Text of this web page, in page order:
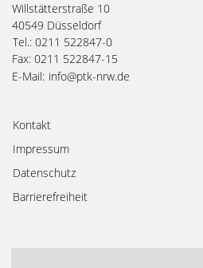
Willstätterstraße 10
40549 Düsseldorf
Tel.: 0211 522847-0
Fax: 0211 522847-15
E-Mail: info@ptk-nrw.de
Kontakt
Impressum
Datenschutz
Barrierefreiheit